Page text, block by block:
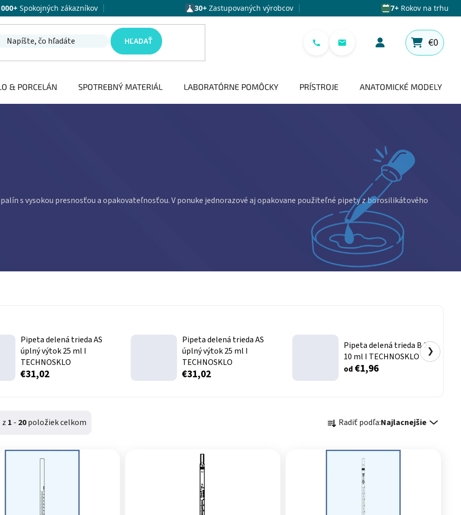
Spokojných zákazníkov 30+ Zastupovaných výrobcov 7+Rokov na trhu
HĽADAŤ
NÁKUPNÝ
€0
& PORCELÁN SPOTREBNÝ MATERIÁL LABORATÓRNE POMÔCKY PRÍSTROJE ANATOMICKÉ MODELY
s vysokou presnosťou a opakovateľnosťou. V ponuke jednorazové aj opakovane použiteľné pipety z borosilikátového
Pipeta delená trieda AS
úplný výtok 25 ml I
TECHNOSKLO
€31,02
Pipeta delená trieda AS
úplný výtok 25 ml I
TECHNOSKLO
€31,02
Pipeta delená trieda B 2–
10 ml I TECHNOSKLO
od €1,96
❯
z 1 - 20položiek celkom Radiť podľa:Najlacnejšie